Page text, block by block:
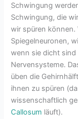
Schwingung
Schwingung, die
wir spüren können.
Spiegelneuronen,
wenn sie dicht sind
Nervensysteme.
üben die
ihnen zu spüren
wissenschaftlich
Callosum läuft).